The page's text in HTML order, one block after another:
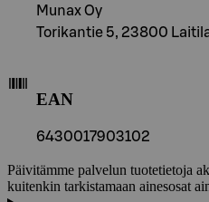
Munax Oy
Torikantie 5, 23800
EAN
6430017903102
Päivitämme palvelun tuotetietoja
kuitenkin tarkistamaan ainesosat